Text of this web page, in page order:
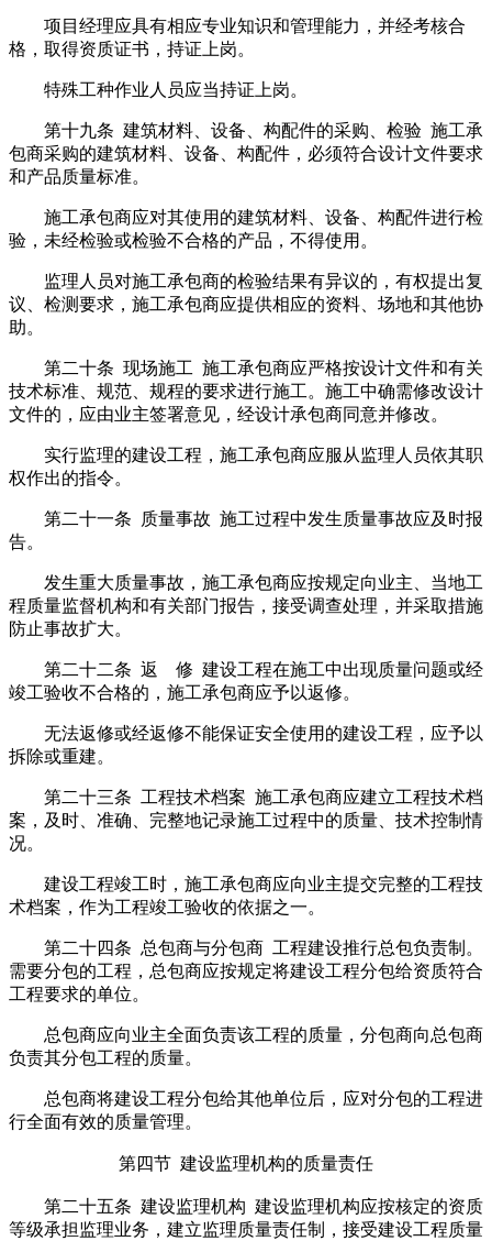
项目经理应具有相应专业知识和管理能力，并经考核合
格，取得资质证书，持证上岗。
特殊工种作业人员应当持证上岗。
第十九条 建筑材料、设备、构配件的采购、检验 施工承
包商采购的建筑材料、设备、构配件，必须符合设计文件要求
和产品质量标准。
施工承包商应对其使用的建筑材料、设备、构配件进行检
验，未经检验或检验不合格的产品，不得使用。
监理人员对施工承包商的检验结果有异议的，有权提出复
议、检测要求，施工承包商应提供相应的资料、场地和其他协
助。
第二十条 现场施工 施工承包商应严格按设计文件和有关
技术标准、规范、规程的要求进行施工。施工中确需修改设计
文件的，应由业主签署意见，经设计承包商同意并修改。
实行监理的建设工程，施工承包商应服从监理人员依其职
权作出的指令。
第二十一条 质量事故 施工过程中发生质量事故应及时报
告。
发生重大质量事故，施工承包商应按规定向业主、当地工
程质量监督机构和有关部门报告，接受调查处理，并采取措施
防止事故扩大。
第二十二条 返 修 建设工程在施工中出现质量问题或经
竣工验收不合格的，施工承包商应予以返修。
无法返修或经返修不能保证安全使用的建设工程，应予以
拆除或重建。
第二十三条 工程技术档案 施工承包商应建立工程技术档
案，及时、准确、完整地记录施工过程中的质量、技术控制情
况。
建设工程竣工时，施工承包商应向业主提交完整的工程技
术档案，作为工程竣工验收的依据之一。
第二十四条 总包商与分包商 工程建设推行总包负责制。
需要分包的工程，总包商应按规定将建设工程分包给资质符合
工程要求的单位。
总包商应向业主全面负责该工程的质量，分包商向总包商
负责其分包工程的质量。
总包商将建设工程分包给其他单位后，应对分包的工程进
行全面有效的质量管理。
第四节 建设监理机构的质量责任
第二十五条 建设监理机构 建设监理机构应按核定的资质
等级承担监理业务，建立监理质量责任制，接受建设工程质量